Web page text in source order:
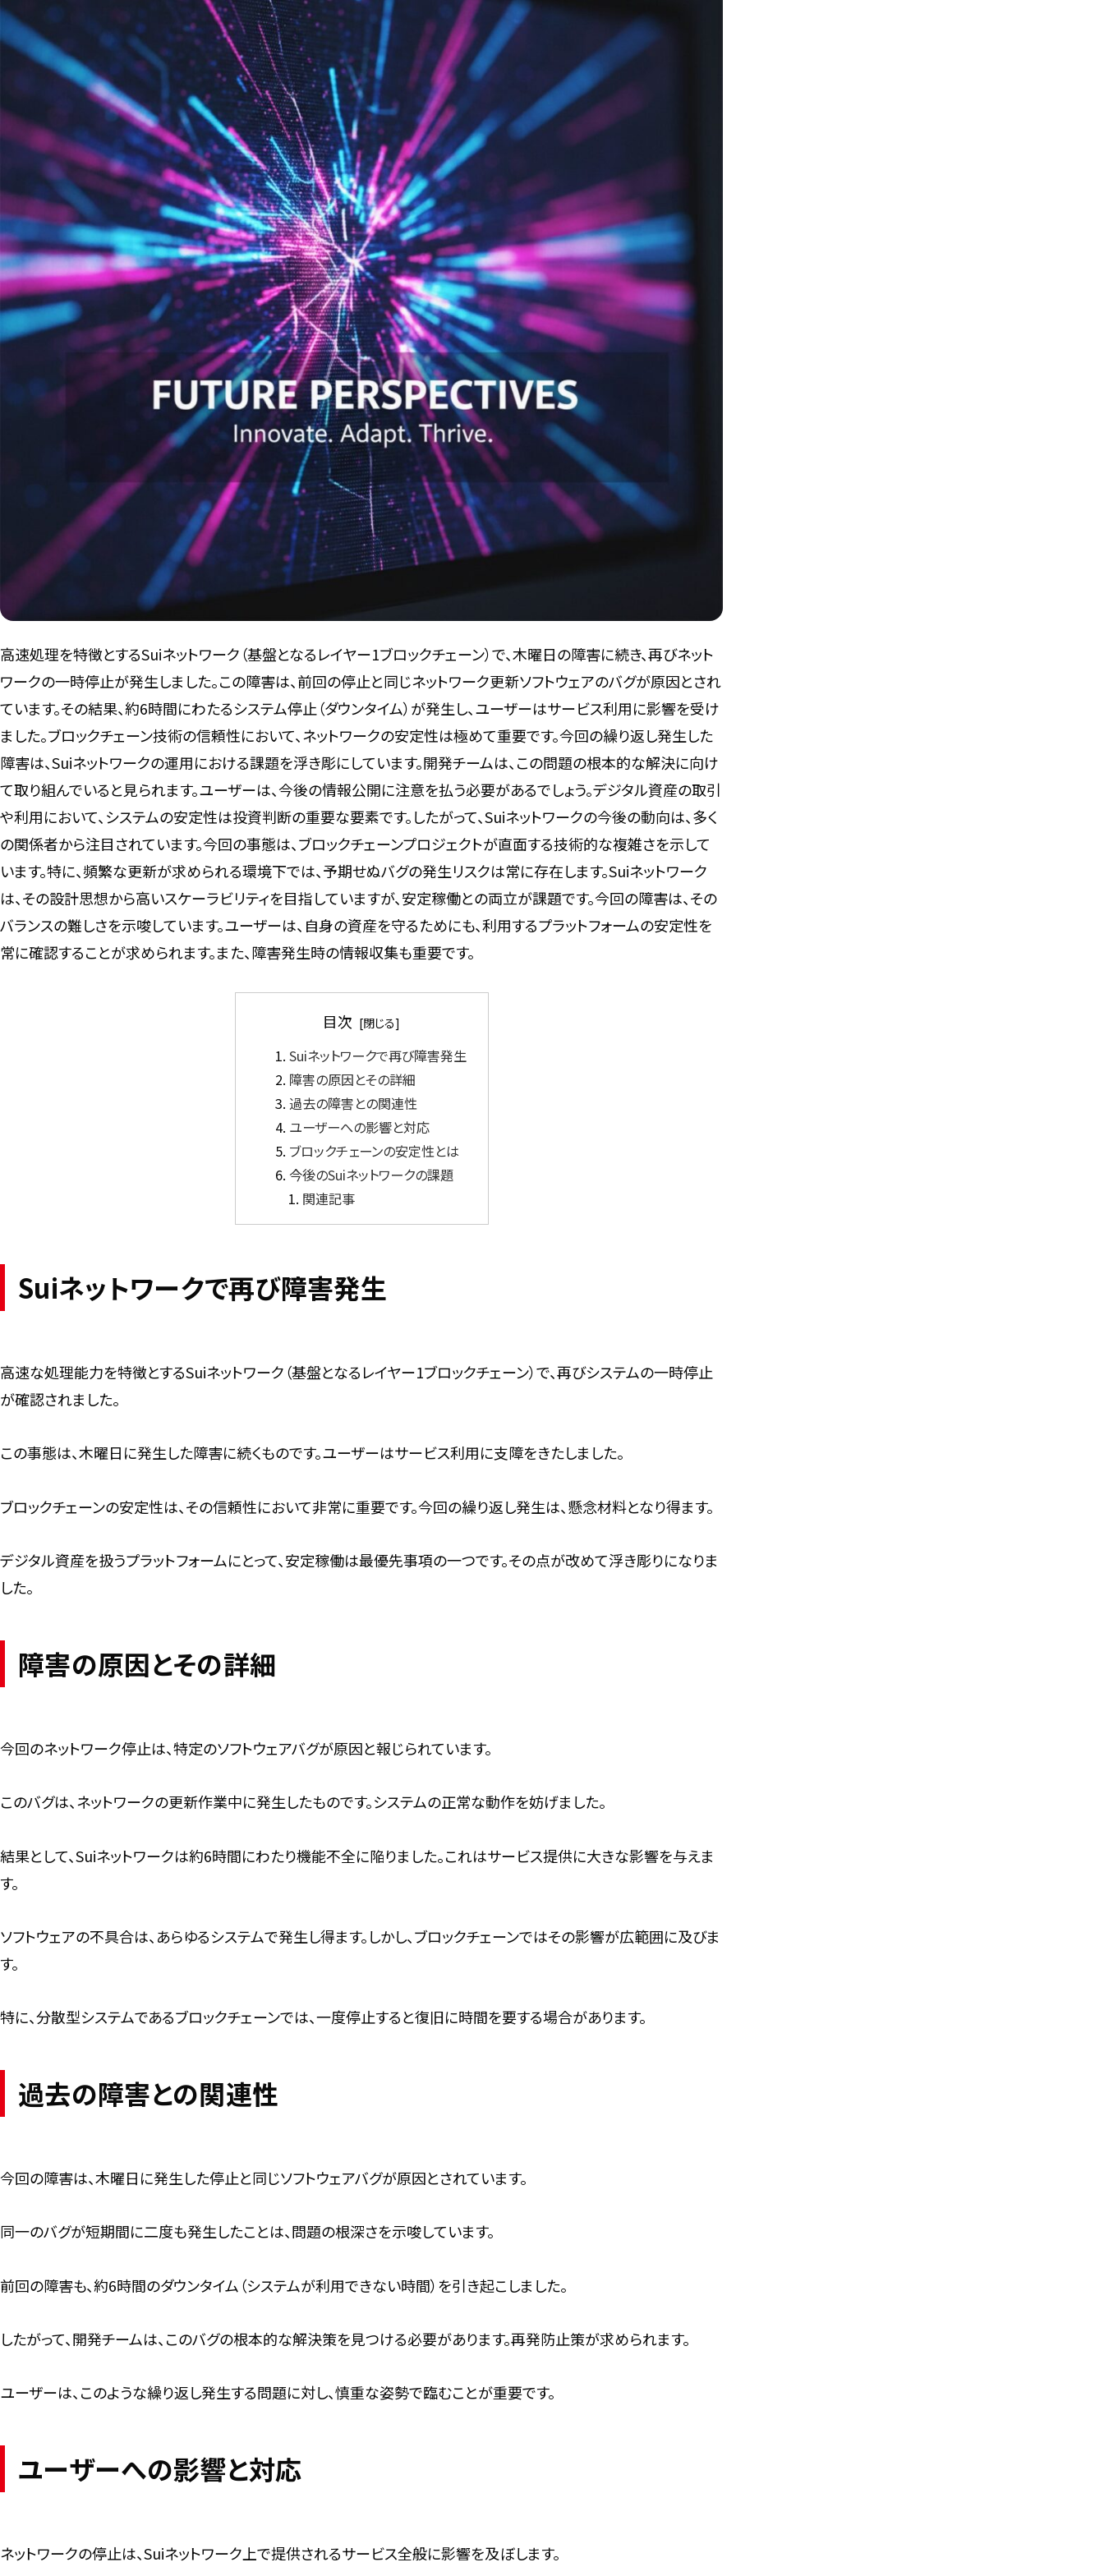
高速処理を特徴とするSuiネットワーク（基盤となるレイヤー1ブロックチェーン）で、木曜日の障害に続き、再びネット
ワークの一時停止が発生しました。この障害は、前回の停止と同じネットワーク更新ソフトウェアのバグが原因とされ
ています。その結果、約6時間にわたるシステム停止（ダウンタイム）が発生し、ユーザーはサービス利用に影響を受け
ました。ブロックチェーン技術の信頼性において、ネットワークの安定性は極めて重要です。今回の繰り返し発生した
障害は、Suiネットワークの運用における課題を浮き彫にしています。開発チームは、この問題の根本的な解決に向け
て取り組んでいると見られます。ユーザーは、今後の情報公開に注意を払う必要があるでしょう。デジタル資産の取引
や利用において、システムの安定性は投資判断の重要な要素です。したがって、Suiネットワークの今後の動向は、多く
の関係者から注目されています。今回の事態は、ブロックチェーンプロジェクトが直面する技術的な複雑さを示して
います。特に、頻繁な更新が求められる環境下では、予期せぬバグの発生リスクは常に存在します。Suiネットワーク
は、その設計思想から高いスケーラビリティを目指していますが、安定稼働との両立が課題です。今回の障害は、その
バランスの難しさを示唆しています。ユーザーは、自身の資産を守るためにも、利用するプラットフォームの安定性を
常に確認することが求められます。また、障害発生時の情報収集も重要です。
目次
Suiネットワークで再び障害発生
障害の原因とその詳細
過去の障害との関連性
ユーザーへの影響と対応
ブロックチェーンの安定性とは
今後のSuiネットワークの課題
関連記事
Suiネットワークで再び障害発生
高速な処理能力を特徴とするSuiネットワーク（基盤となるレイヤー1ブロックチェーン）で、再びシステムの一時停止
が確認されました。
この事態は、木曜日に発生した障害に続くものです。ユーザーはサービス利用に支障をきたしました。
ブロックチェーンの安定性は、その信頼性において非常に重要です。今回の繰り返し発生は、懸念材料となり得ます。
デジタル資産を扱うプラットフォームにとって、安定稼働は最優先事項の一つです。その点が改めて浮き彫りになりま
した。
障害の原因とその詳細
今回のネットワーク停止は、特定のソフトウェアバグが原因と報じられています。
このバグは、ネットワークの更新作業中に発生したものです。システムの正常な動作を妨げました。
結果として、Suiネットワークは約6時間にわたり機能不全に陥りました。これはサービス提供に大きな影響を与えま
す。
ソフトウェアの不具合は、あらゆるシステムで発生し得ます。しかし、ブロックチェーンではその影響が広範囲に及びま
す。
特に、分散型システムであるブロックチェーンでは、一度停止すると復旧に時間を要する場合があります。
過去の障害との関連性
今回の障害は、木曜日に発生した停止と同じソフトウェアバグが原因とされています。
同一のバグが短期間に二度も発生したことは、問題の根深さを示唆しています。
前回の障害も、約6時間のダウンタイム（システムが利用できない時間）を引き起こしました。
したがって、開発チームは、このバグの根本的な解決策を見つける必要があります。再発防止策が求められます。
ユーザーは、このような繰り返し発生する問題に対し、慎重な姿勢で臨むことが重要です。
ユーザーへの影響と対応
ネットワークの停止は、Suiネットワーク上で提供されるサービス全般に影響を及ぼします。